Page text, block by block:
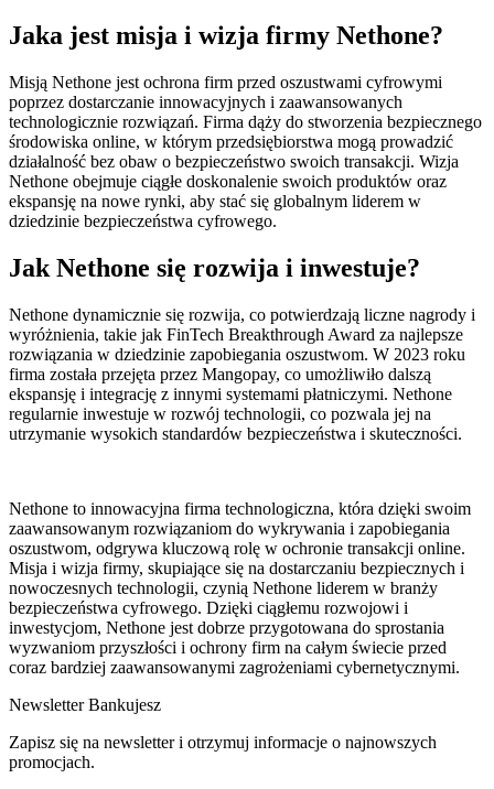
Jaka jest misja i wizja firmy Nethone?
Misją Nethone jest ochrona firm przed oszustwami cyfrowymi
poprzez dostarczanie innowacyjnych i zaawansowanych
technologicznie rozwiązań. Firma dąży do stworzenia bezpiecznego
środowiska online, w którym przedsiębiorstwa mogą prowadzić
działalność bez obaw o bezpieczeństwo swoich transakcji. Wizja
Nethone obejmuje ciągłe doskonalenie swoich produktów oraz
ekspansję na nowe rynki, aby stać się globalnym liderem w
dziedzinie bezpieczeństwa cyfrowego​.
Jak Nethone się rozwija i inwestuje?
Nethone dynamicznie się rozwija, co potwierdzają liczne nagrody i
wyróżnienia, takie jak FinTech Breakthrough Award za najlepsze
rozwiązania w dziedzinie zapobiegania oszustwom. W 2023 roku
firma została przejęta przez Mangopay, co umożliwiło dalszą
ekspansję i integrację z innymi systemami płatniczymi. Nethone
regularnie inwestuje w rozwój technologii, co pozwala jej na
utrzymanie wysokich standardów bezpieczeństwa i skuteczności​.
Nethone to innowacyjna firma technologiczna, która dzięki swoim
zaawansowanym rozwiązaniom do wykrywania i zapobiegania
oszustwom, odgrywa kluczową rolę w ochronie transakcji online.
Misja i wizja firmy, skupiające się na dostarczaniu bezpiecznych i
nowoczesnych technologii, czynią Nethone liderem w branży
bezpieczeństwa cyfrowego. Dzięki ciągłemu rozwojowi i
inwestycjom, Nethone jest dobrze przygotowana do sprostania
wyzwaniom przyszłości i ochrony firm na całym świecie przed
coraz bardziej zaawansowanymi zagrożeniami cybernetycznymi.
Newsletter Bankujesz
Zapisz się na newsletter i otrzymuj informacje o najnowszych
promocjach.